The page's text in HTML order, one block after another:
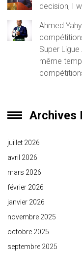
decision, I
Ahmed
Super
même
Archives
juillet 2026
avril 2026
mars 2026
février 2026
janvier 2026
novembre 2025
octobre 2025
septembre 2025